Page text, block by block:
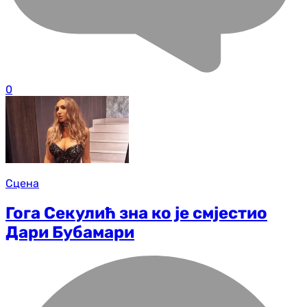
0
Сцена
Гога Секулић зна ко је смјестио
Дари Бубамари